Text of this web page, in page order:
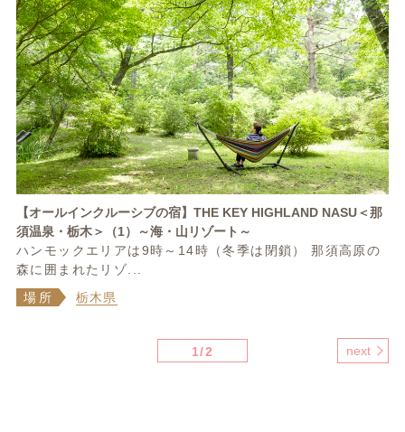
【オールインクルーシブの宿】THE KEY HIGHLAND NASU＜那
須温泉・栃木＞（1）～海・山リゾート～
ハンモックエリアは9時～14時（冬季は閉鎖） 那須高原の
森に囲まれたリゾ...
場所
栃木県
1/2 next